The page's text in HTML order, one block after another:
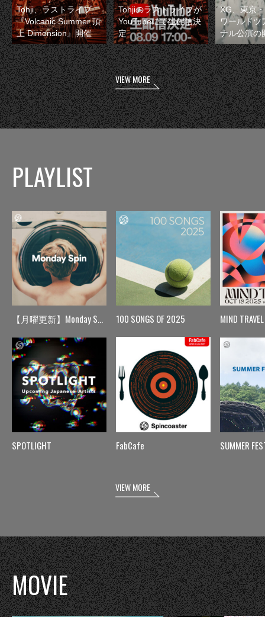
Tohji、ラストライブ
『Volcanic Summer 頂
上 Dimension』開催
Tohjiのラストライブが
YouTubeにて生配信決
定
XG、東京
ワールドツ
ナル公演の
VIEW MORE
PLAYLIST
【月曜更新】Monday Spin
SPOTLIGHT
100 SONGS OF 2025
FabCafe
MIND TRAVEL
SUMMER
VIEW MORE
MOVIE